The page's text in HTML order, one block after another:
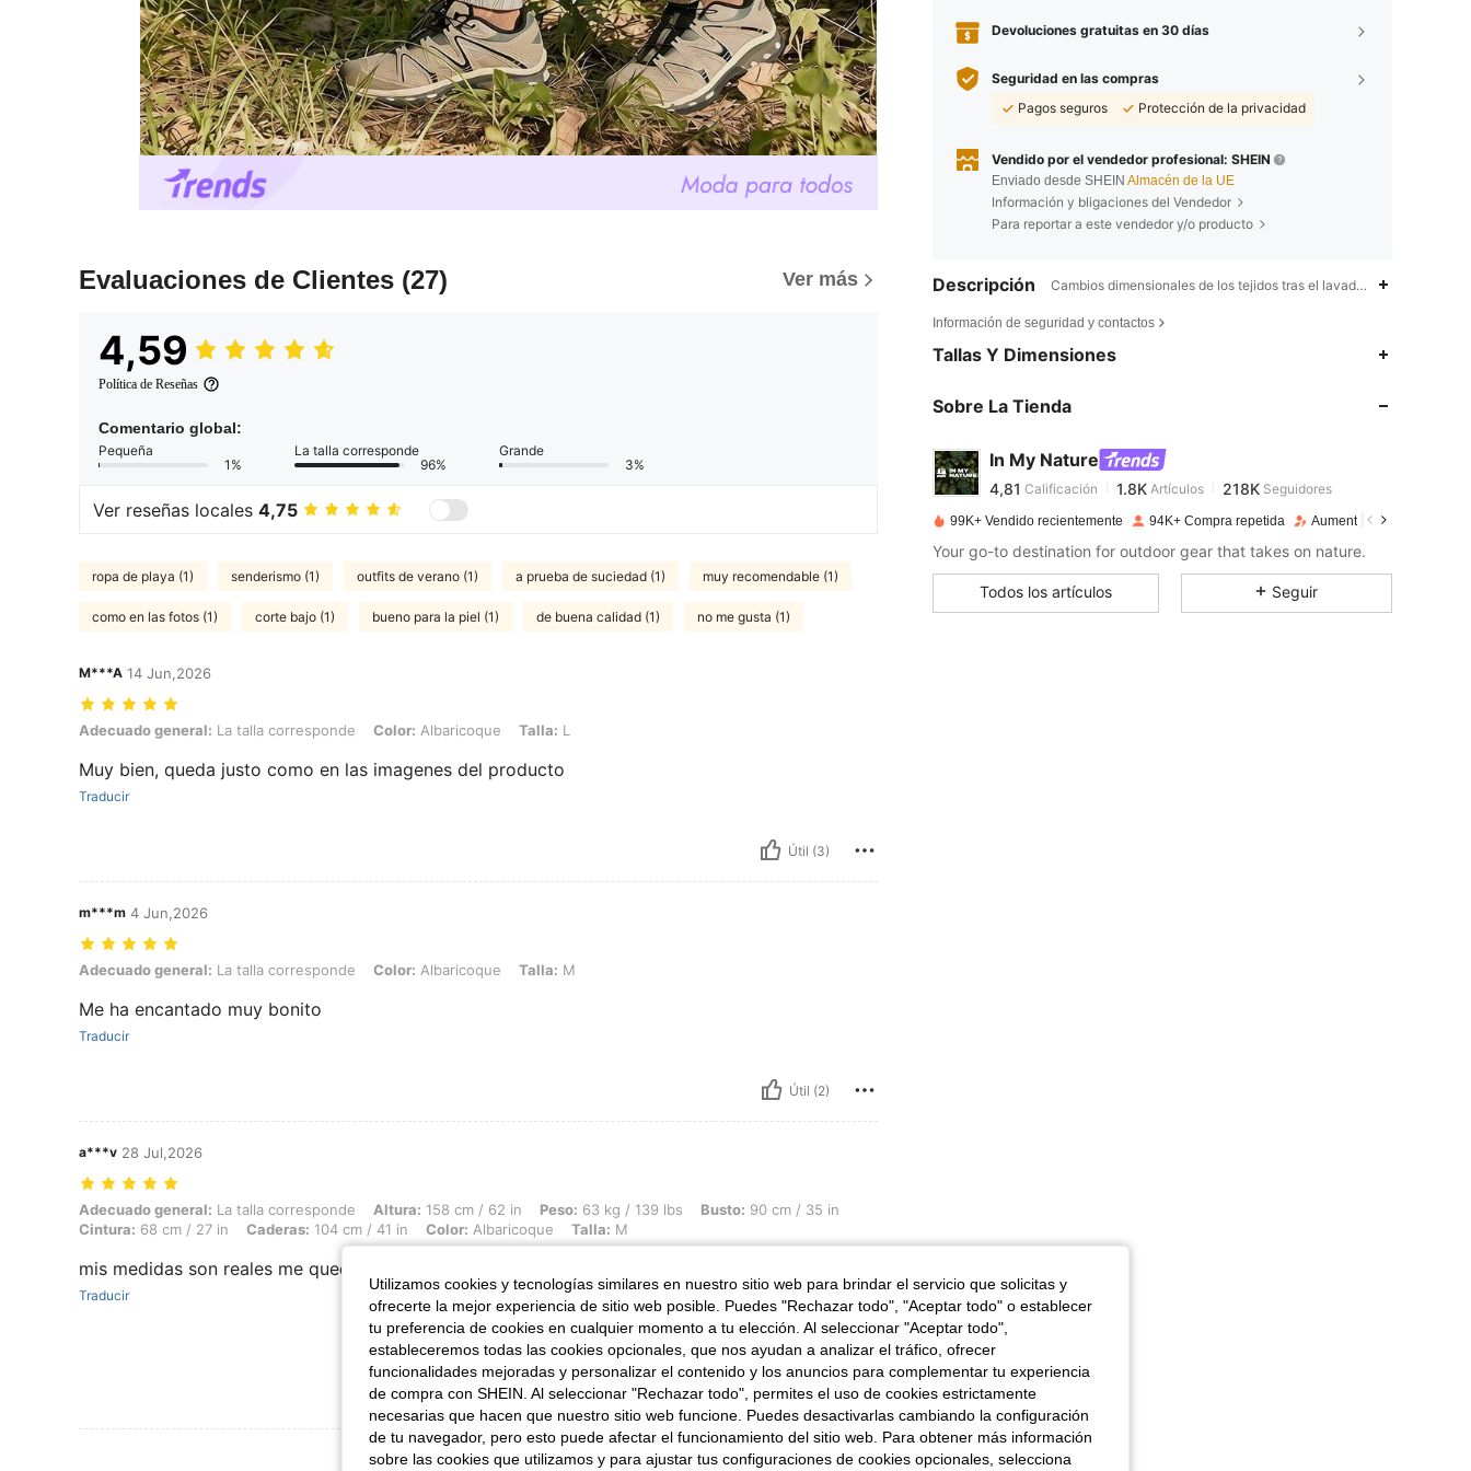
Evaluaciones de Clientes (27) Ver más
4,59
Política de Reseñas
Comentario global:
Pequeña
1%
La talla corresponde
96%
Grande
3%
Ver reseñas locales 4,75
ropa de playa (1) senderismo (1) outfits de verano (1) a prueba de suciedad (1) muy recomendable (1)
como en las fotos (1) corte bajo (1) bueno para la piel (1) de buena calidad (1) no me gusta (1)
M***A 14 Jun,2026
Adecuado general: La talla corresponde, Color: Albaricoque, Talla: L
Adecuado general: La talla corresponde Color: Albaricoque Talla: L
Muy bien, queda justo como en las imagenes del producto
Traducir
Útil (3)
m***m 4 Jun,2026
Adecuado general: La talla corresponde, Color: Albaricoque, Talla: M
Adecuado general: La talla corresponde Color: Albaricoque Talla: M
Me ha encantado muy bonito
Traducir
Útil (2)
a***v 28 Jul,2026
Adecuado general: La talla corresponde, Altura: 158 cm / 62 in, Peso: 63 kg / 139 lbs, Busto: 90 cm / 35 in, Cintura: 68 cm / 27 in, Caderas: 104 cm / 41 in, Color: Albaricoque, Talla: M
Adecuado general: La talla corresponde Altura: 158 cm / 62 in Peso: 63 kg / 139 lbs Busto: 90 cm / 35 in
Cintura: 68 cm / 27 in Caderas: 104 cm / 41 in Color: Albaricoque Talla: M
mis medidas son reales me quedan perfectos
Traducir
Útil (0)
Ver Más Reseñas
Devoluciones gratuitas en 30 días
Seguridad en las compras
Pagos seguros
Protección de la privacidad
Vendido por el vendedor profesional: SHEIN
Enviado desde SHEIN Almacén de la UE
Información y bligaciones del Vendedor
Para reportar a este vendedor y/o producto
Descripción Cambios dimensionales de los tejidos tras el lavado
Información de seguridad y contactos
Tallas Y Dimensiones
Sobre La Tienda
In My Nature
4,81
4,81
Calificación 1.8KArtículos
a***opagadoHace 1 día
99K+ Vendido recientemente 94K+ Compra repetida Aumento de seguidores
Your go-to destination for outdoor gear that takes on nature.
Todos los artículos Seguir
Utilizamos cookies y tecnologías similares en nuestro sitio web para brindar el servicio que solicitas y
ofrecerte la mejor experiencia de sitio web posible. Puedes "Rechazar todo", "Aceptar todo" o establecer
tu preferencia de cookies en cualquier momento a tu elección. Al seleccionar "Aceptar todo",
estableceremos todas las cookies opcionales, que nos ayudan a analizar el tráfico, ofrecer
funcionalidades mejoradas y personalizar el contenido y los anuncios para complementar tu experiencia
de compra con SHEIN. Al seleccionar "Rechazar todo", permites el uso de cookies estrictamente
necesarias que hacen que nuestro sitio web funcione. Puedes desactivarlas cambiando la configuración
de tu navegador, pero esto puede afectar el funcionamiento del sitio web. Para obtener más información
sobre las cookies que utilizamos y para ajustar tus configuraciones de cookies opcionales, selecciona